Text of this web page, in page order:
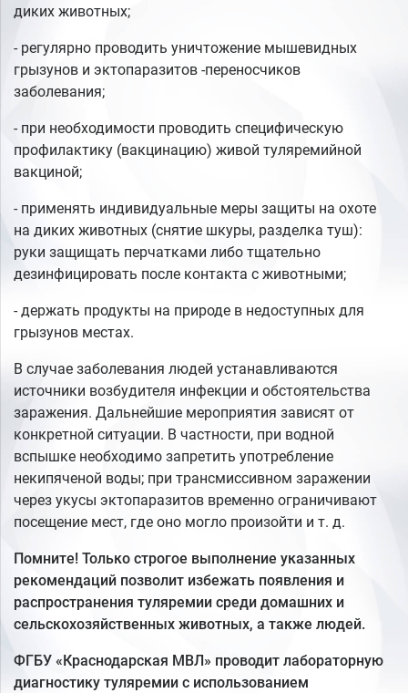
диких животных;
- регулярно проводить уничтожение мышевидных
грызунов и эктопаразитов -переносчиков
заболевания;
- при необходимости проводить специфическую
профилактику (вакцинацию) живой туляремийной
вакциной;
- применять индивидуальные меры защиты на охоте
на диких животных (снятие шкуры, разделка туш):
руки защищать перчатками либо тщательно
дезинфицировать после контакта с животными;
- держать продукты на природе в недоступных для
грызунов местах.
В случае заболевания людей устанавливаются
источники возбудителя инфекции и обстоятельства
заражения. Дальнейшие мероприятия зависят от
конкретной ситуации. В частности, при водной
вспышке необходимо запретить употребление
некипяченой воды; при трансмиссивном заражении
через укусы эктопаразитов временно ограничивают
посещение мест, где оно могло произойти и т. д.
Помните! Только строгое выполнение указанных
рекомендаций позволит избежать появления и
распространения туляремии среди домашних и
сельскохозяйственных животных, а также людей.
ФГБУ «Краснодарская МВЛ» проводит лабораторную
диагностику туляремии с использованием